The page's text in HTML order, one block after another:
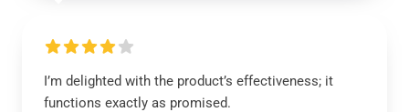
I’m delighted with the product’s effectiveness; it
functions exactly as promised.